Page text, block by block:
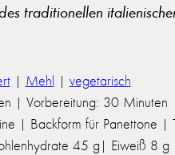
traditionellen
| Mehl | vegetarisch
| Vorbereitung: 30
| Backform für Panettone
45 g| Eiweiß 8